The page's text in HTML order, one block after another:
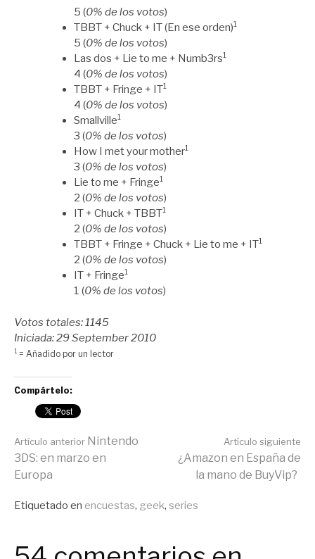
5 (0% de los votos)
TBBT + Chuck + IT (En ese orden)1
5 (0% de los votos)
Las dos + Lie to me + Numb3rs1
4 (0% de los votos)
TBBT + Fringe + IT1
4 (0% de los votos)
Smallville1
3 (0% de los votos)
How I met your mother1
3 (0% de los votos)
Lie to me + Fringe1
2 (0% de los votos)
IT + Chuck + TBBT1
2 (0% de los votos)
TBBT + Fringe + Chuck + Lie to me + IT1
2 (0% de los votos)
IT + Fringe1
1 (0% de los votos)
Votos totales: 1145
Iniciada: 29 September 2010
1 = Añadido por un lector
Compártelo:
Seguir
leyendo
Artículo anterior Nintendo
3DS: en marzo en
Europa
Artículo siguiente
¿Amazon en España de
la mano de BuyVip?
Publicado
Etiquetado en encuestas, geek, series